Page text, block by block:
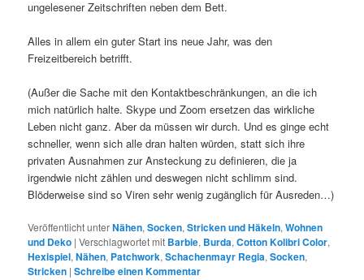
ungelesener Zeitschriften neben dem Bett.
Alles in allem ein guter Start ins neue Jahr, was den
Freizeitbereich betrifft.
(Außer die Sache mit den Kontaktbeschränkungen, an die ich
mich natürlich halte. Skype und Zoom ersetzen das wirkliche
Leben nicht ganz. Aber da müssen wir durch. Und es ginge echt
schneller, wenn sich alle dran halten würden, statt sich ihre
privaten Ausnahmen zur Ansteckung zu definieren, die ja
irgendwie nicht zählen und deswegen nicht schlimm sind.
Blöderweise sind so Viren sehr wenig zugänglich für Ausreden…)
Veröffentlicht unterNähen,Socken,Stricken und Häkeln,Wohnen
und Deko |Verschlagwortet mit Barbie, Burda,Cotton Kolibri Color,
Hexispiel,Nähen, Patchwork,Schachenmayr Regia,Socken,
Stricken |Schreibe einen Kommentar